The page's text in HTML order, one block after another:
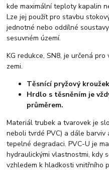
kde maximální teploty kapalin
Lze jej použít pro stavbu
jednotné nebo oddílné
sesuvném území.
KG redukce, SN8, je určená
zemi.
Těsnící pryžový
Hrdlo s těsněním je
průměrem.
Materiál trubek a tvarovek je
neboli tvrdé PVC) a dále
tepelné degradaci. PVC-U je
hydraulickými vlastnostmi, kdy
vzhledem k hladkosti vnitřního